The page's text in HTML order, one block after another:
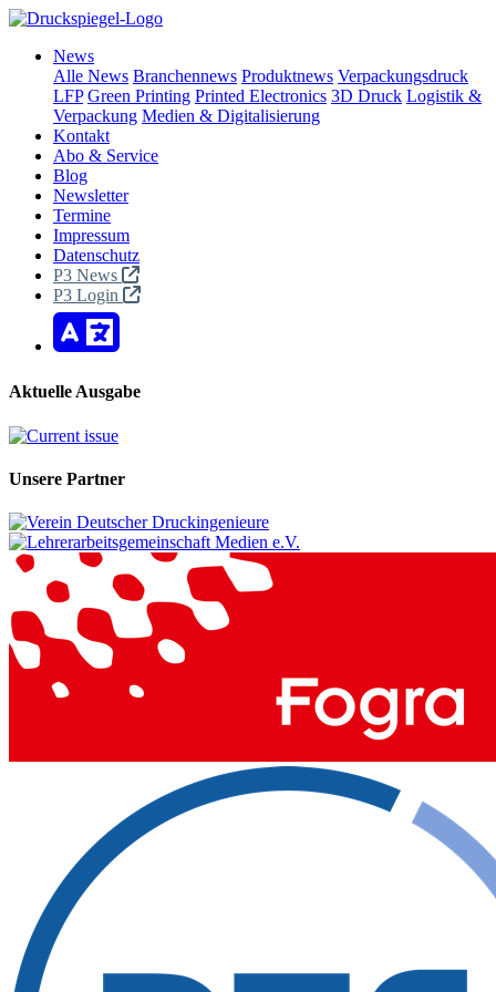
News
Alle News Branchennews Produktnews Verpackungsdruck
LFP Green Printing Printed Electronics 3D Druck Logistik &
Verpackung Medien & Digitalisierung
Kontakt
Abo & Service
Blog
Newsletter
Termine
Impressum
Datenschutz
P3 News
P3 Login
Aktuelle Ausgabe
Unsere Partner